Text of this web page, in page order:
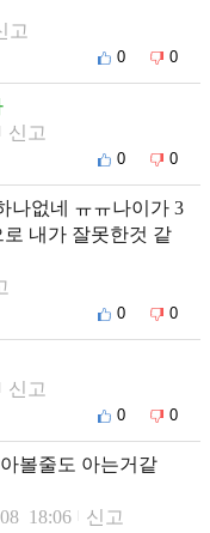
고
0 0
신고
0 0
나없네 ㅠㅠ나이가 3
내가 잘못한것 같
0 0
신고
0 0
볼줄도 아는거같
18:06 신고